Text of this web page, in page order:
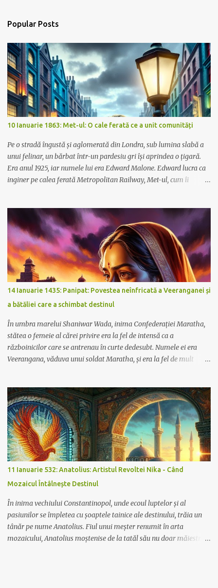
Popular Posts
10 Ianuarie 1863: Met-ul: O cale ferată ce a unit comunități
Pe o stradă îngustă și aglomerată din Londra, sub lumina slabă a
unui felinar, un bărbat într-un pardesiu gri își aprindea o țigară.
Era anul 1925, iar numele lui era Edward Malone. Edward lucra ca
inginer pe calea ferată Metropolitan Railway, Met-ul, cum îi
în inima Londrei și în suburbiile ei înfloritoare.
14 Ianuarie 1435: Panipat: Povestea neînfricată a Veeranganei și
a bătăliei care a schimbat destinul
În umbra marelui Shaniwar Wada, inima Confederației Maratha,
stătea o femeie al cărei privire era la fel de intensă ca a
războinicilor care se antrenau în curte dedesubt. Numele ei era
Veerangana, văduva unui soldat Maratha, și era la fel de mult
de foc, gândurile Veeranganei zburau spre Nord, unde fiul ei,
Vinayak, marșa alături de forțele Maratha. Își aducea aminte de
dimineața în care a plecat, mândria din ochii lui, hotărârea din
pasul său. Imaginea lui călărind spre depărtare fusese întipărită în
inima ei, un tatuaj dulce-amar al iubirii și fricii.
11 Ianuarie 532: Anatolius: Artistul Revoltei Nika - Când
Mozaicul Întâlnește Destinul
În inima vechiului Constantinopol, unde ecoul luptelor și al
pasiunilor se împletea cu șoaptele tainice ale destinului, trăia un
tânăr pe nume Anatolius. Fiul unui meșter renumit în arta
mozaicului, Anatolius moștenise de la tatăl său nu doar măiestria